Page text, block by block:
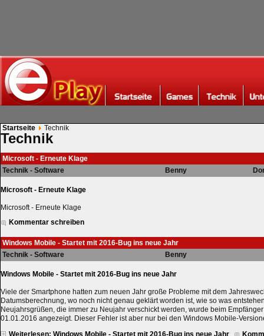
Startseite Technik
Technik
Microsoft - Erneute Klage
Technik - Software
Benny
Microsoft - Erneute Klage
Microsoft - Erneute Klage
Kommentar schreiben
Windows Mobile - Startet mit 2016-Bug ins neue Jahr
Technik - Software
Benny
Windows Mobile - Startet mit 2016-Bug ins neue Jahr
Viele der Smartphone hatten zum neuen Jahr große Probleme mit dem
Datumsberechnung, wo noch nicht genau geklärt worden ist, wie so was
Neujahrsgrüßen, die immer zu Neujahr verschickt werden, wurde beim
01.01.2016 angezeigt. Dieser Fehler ist aber nur bei den Windows Mobile-
Weiterlesen: Windows Mobile - Startet mit 2016-Bug ins neue Jahr